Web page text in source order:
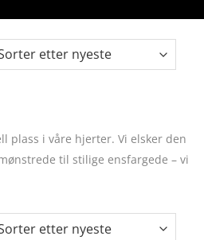
plass i våre hjerter. Vi elsker den
til stilige ensfargede – vi